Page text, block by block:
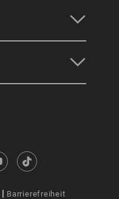
Barrierefreiheit